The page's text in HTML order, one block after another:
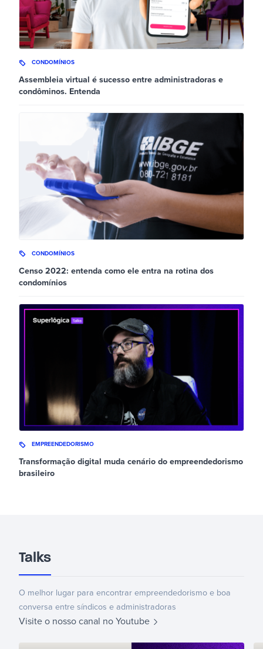
CONDOMÍNIOS
Assembleia virtual é sucesso entre administradoras e
condôminos. Entenda
CONDOMÍNIOS
Censo 2022: entenda como ele entra na rotina dos
condomínios
EMPREENDEDORISMO
Transformação digital muda cenário do empreendedorismo
brasileiro
Talks
O melhor lugar para encontrar empreendedorismo e boa
conversa entre síndicos e administradoras
Visite o nosso canal no Youtube